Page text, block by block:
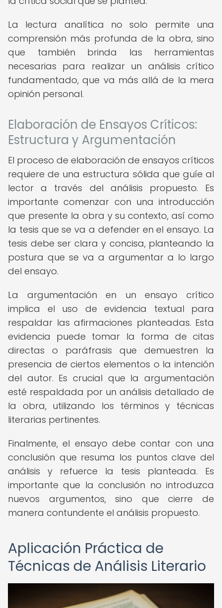
La lectura analítica no solo permite una
comprensión más profunda de la obra, sino
que también brinda las herramientas
necesarias para realizar un análisis crítico
fundamentado, que va más allá de la mera
opinión personal.
Elaboración de Ensayos Críticos:
Estructura y Argumentación
El proceso de elaboración de ensayos críticos
requiere de una estructura sólida que guíe al
lector a través del análisis propuesto. Es
importante comenzar con una introducción
que presente la obra y su contexto, así como
la tesis que se va a defender en el ensayo. La
tesis debe ser clara y concisa, planteando la
postura que se va a argumentar a lo largo
del ensayo.
La argumentación en un ensayo crítico
implica el uso de evidencia textual para
respaldar las afirmaciones planteadas. Esta
evidencia puede tomar la forma de citas
directas o paráfrasis que demuestren la
presencia de ciertos elementos o la intención
del autor. Es crucial que la argumentación
esté respaldada por un análisis detallado de
la obra, utilizando los términos y técnicas
literarias pertinentes.
Finalmente, el ensayo debe contar con una
conclusión que resuma los puntos clave del
análisis y refuerce la tesis planteada. Es
importante que la conclusión no introduzca
nuevos argumentos, sino que cierre de
manera contundente el análisis propuesto.
Aplicación Práctica de
Técnicas de Análisis Literario